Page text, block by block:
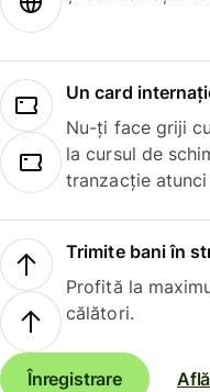
Un card
Nu-ți face griji
la cursul de
tranzacție
Trimite bani în
Profită la
călători.
Înregistrare